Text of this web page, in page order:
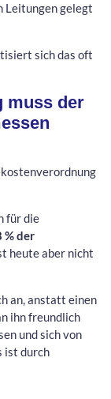
Leitungen gelegt
sich das oft
muss der
für die
% der
heute aber nicht
an, anstatt einen
ihn freundlich
und sich von
ist durch